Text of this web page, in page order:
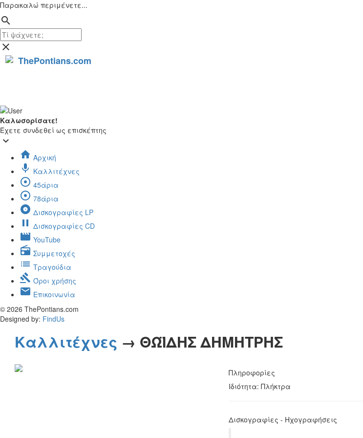
Παρακαλώ περιμένετε...
search
close
ThePontians.com
Καλωσορίσατε!
Έχετε συνδεθεί ως επισκέπτης
keyboard_arrow_down
home Αρχική
mic Καλλιτέχνες
adjust 45άρια
adjust 78άρια
album Δισκογραφίες LP
pause Δισκογραφίες CD
movie YouTube
radio Συμμετοχές
list Τραγούδια
gavel Όροι χρήσης
mail Επικοινωνία
© 2026 ThePontians.com
Designed by: FindUs
Καλλιτέχνες → ΘΩΪΔΗΣ ΔΗΜΗΤΡΗΣ
Πληροφορίες
Ιδιότητα: Πλήκτρα
Δισκογραφίες - Ηχογραφήσεις